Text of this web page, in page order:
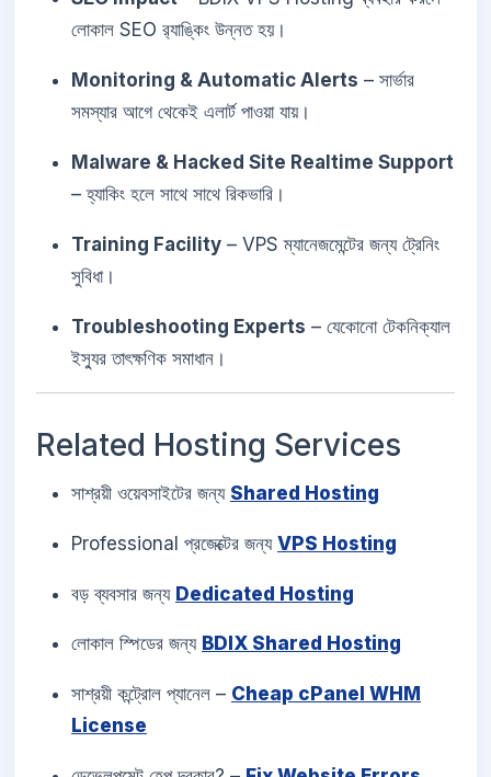
লোকাল SEO র‍্যাঙ্কিং উন্নত হয়।
Monitoring & Automatic Alerts – সার্ভার
সমস্যার আগে থেকেই এলার্ট পাওয়া যায়।
Malware & Hacked Site Realtime Support
– হ্যাকিং হলে সাথে সাথে রিকভারি।
Training Facility – VPS ম্যানেজমেন্টের জন্য ট্রেনিং
সুবিধা।
Troubleshooting Experts – যেকোনো টেকনিক্যাল
ইস্যুর তাৎক্ষণিক সমাধান।
Related Hosting Services
সাশ্রয়ী ওয়েবসাইটের জন্য Shared Hosting
Professional প্রজেক্টের জন্য VPS Hosting
বড় ব্যবসার জন্য Dedicated Hosting
লোকাল স্পিডের জন্য BDIX Shared Hosting
সাশ্রয়ী কন্ট্রোল প্যানেল – Cheap cPanel WHM
License